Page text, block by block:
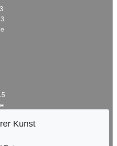
381 - Lot 252
Kunst